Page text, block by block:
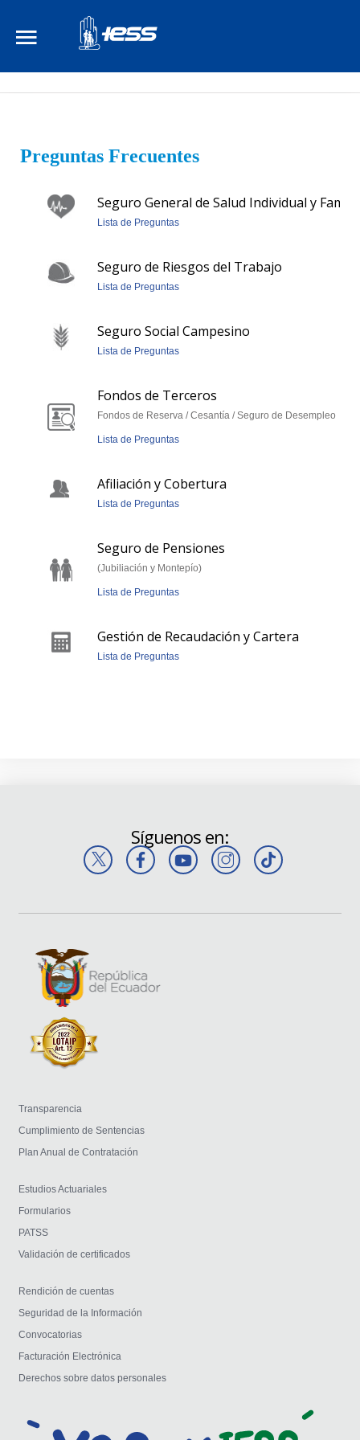
Institución
Seguros Especializados
Sala de Prensa
Preguntas Frecuentes
Seguro General de Salud Individual y
Lista de Preguntas
Seguro de Riesgos del Trabajo
Lista de Preguntas
Seguro Social Campesino
Lista de Preguntas
Fondos de Terceros
Fondos de Reserva / Cesantía / Seguro de Desempleo
Lista de Preguntas
Afiliación y Cobertura
Lista de Preguntas
Seguro de Pensiones
(Jubiliación y Montepío)
Lista de Preguntas
Gestión de Recaudación y Cartera
Lista de Preguntas
Síguenos en:
Transparencia
Cumplimiento de Sentencias
Plan Anual de Contratación
Estudios Actuariales
Formularios
PATSS
Validación de certificados
Rendición de cuentas
Seguridad de la Información
Convocatorias
Facturación Electrónica
Derechos sobre datos personales